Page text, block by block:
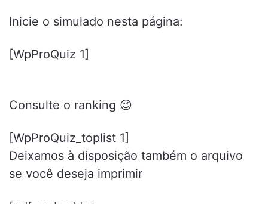
Inicie o simulado nesta página:
[WpProQuiz 1]
Consulte o ranking 😉
[WpProQuiz_toplist 1]
Deixamos à disposição também o arquivo
se você deseja imprimir